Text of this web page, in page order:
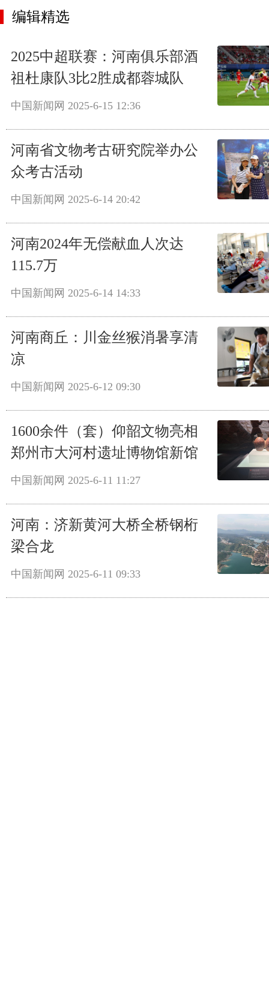
编辑精选
2025中超联赛：河南俱乐部酒
祖杜康队3比2胜成都蓉城队
中国新闻网 2025-6-15 12:36
河南省文物考古研究院举办公
众考古活动
中国新闻网 2025-6-14 20:42
河南2024年无偿献血人次达
115.7万
中国新闻网 2025-6-14 14:33
河南商丘：川金丝猴消暑享清
凉
中国新闻网 2025-6-12 09:30
1600余件（套）仰韶文物亮相
郑州市大河村遗址博物馆新馆
中国新闻网 2025-6-11 11:27
河南：济新黄河大桥全桥钢桁
梁合龙
中国新闻网 2025-6-11 09:33